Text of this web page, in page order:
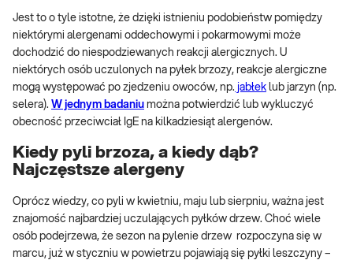
Jest to o tyle istotne, że dzięki istnieniu podobieństw pomiędzy
niektórymi alergenami oddechowymi i pokarmowymi może
dochodzić do niespodziewanych reakcji alergicznych. U
niektórych osób uczulonych na pyłek brzozy, reakcje alergiczne
mogą występować po zjedzeniu owoców, np. jabłek lub jarzyn (np.
selera). W jednym badaniu można potwierdzić lub wykluczyć
obecność przeciwciał IgE na kilkadziesiąt alergenów.
Kiedy pyli brzoza, a kiedy dąb?
Najczęstsze alergeny
Oprócz wiedzy, co pyli w kwietniu, maju lub sierpniu, ważna jest
znajomość najbardziej uczulających pyłków drzew. Choć wiele
osób podejrzewa, że sezon na pylenie drzew rozpoczyna się w
marcu, już w styczniu w powietrzu pojawiają się pyłki leszczyny –